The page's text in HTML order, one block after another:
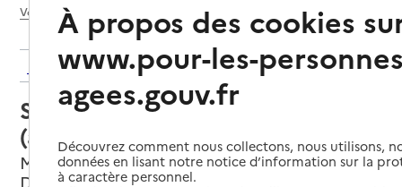
Voir le fil d’Ariane
Retour aux résultats de l'annuaire
Service autonomie à domicile
(aide) – Agir Ménage et services
Marseille 10e Arrondissement, BOUCHES-
DU-RHONE
À propos des cookies
www.pour-les-
agees.gouv.fr
Découvrez comment nous collectons, nous utilisons,
données en lisant notre notice d’information sur la
à caractère personnel.